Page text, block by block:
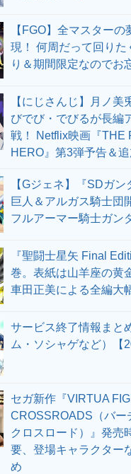
【FGO】全マスター
現！ 何周だって回りた
り＆期間限定なのでお
【にじさんじ】月ノ美
びでび・でびるが長編
戦！ Netflix映画『THE
HERO』第3弾予告＆
【Gジェネ】『SDガ
巨人＆アルガス騎士団
フルアーマー騎士ガン
『聖闘士星矢 Final
巻。表紙は山羊座の黄
車田正美による全編大
サービス終了情報まと
ム・ソシャゲなど）【
セガ新作『VIRTUA
CROSSROADS（バー
クロスロード）』発売
要、登場キャラクター
め